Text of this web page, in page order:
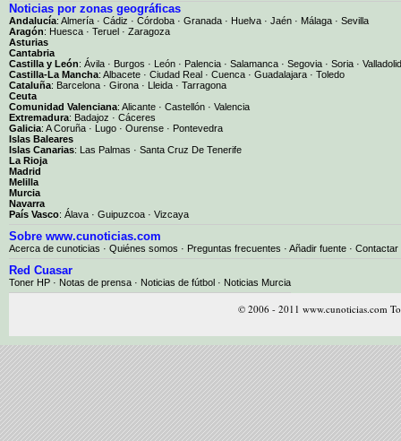
Noticias por zonas geográficas
Andalucía: Almería · Cádiz · Córdoba · Granada · Huelva · Jaén · Málaga · Sevilla
Aragón: Huesca · Teruel · Zaragoza
Asturias
Cantabria
Castilla y León: Ávila · Burgos · León · Palencia · Salamanca · Segovia · Soria · Valladolid
Castilla-La Mancha: Albacete · Ciudad Real · Cuenca · Guadalajara · Toledo
Cataluña: Barcelona · Girona · Lleida · Tarragona
Ceuta
Comunidad Valenciana: Alicante · Castellón · Valencia
Extremadura: Badajoz · Cáceres
Galicia: A Coruña · Lugo · Ourense · Pontevedra
Islas Baleares
Islas Canarias: Las Palmas · Santa Cruz De Tenerife
La Rioja
Madrid
Melilla
Murcia
Navarra
País Vasco: Álava · Guipuzcoa · Vizcaya
Sobre www.cunoticias.com
Acerca de cunoticias · Quiénes somos · Preguntas frecuentes · Añadir fuente · Contactar
Red Cuasar
Toner HP · Notas de prensa · Noticias de fútbol · Noticias Murcia
© 2006 - 2011 www.cunoticias.com